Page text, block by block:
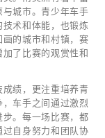
城市。青少年车手
术和体能，也锻炼
的城市和村镇，赛
了比赛的观赏性和
绩，更注重培养青
车手之间通过激烈
。每一场比赛，都
自身努力和团队协